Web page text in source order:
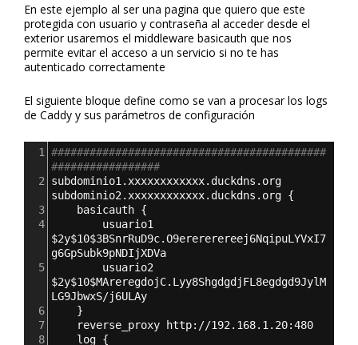
En este ejemplo al ser una pagina que quiero que este
protegida con usuario y contraseña al acceder desde el
exterior usaremos el middleware basicauth que nos
permite evitar el acceso a un servicio si no te has
autenticado correctamente
El siguiente bloque define como se van a procesar los logs
de Caddy y sus parámetros de configuración
1
###########################################
#################
2
subdominio1.xxxxxxxxxxxx.duckdns.org
subdominio2.xxxxxxxxxxxx.duckdns.org {
3
basicauth {
4
usuario1
$2y$10$3BSnrRuD9c.O9erererereej6NqipuLYVxI7
g6GpSubk9pNDIjXDVa
5
usuario2
$2y$10$MAreregdojC.Lyy8ShgdgdjFL8egdgd9JylM
LG9JbwxS/j6ULAy
6
}
7
reverse_proxy http://192.168.1.20:480
8
log {